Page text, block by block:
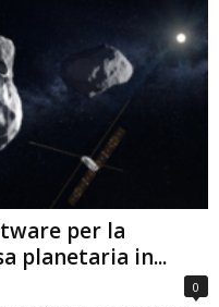
per la
planetaria in...
0